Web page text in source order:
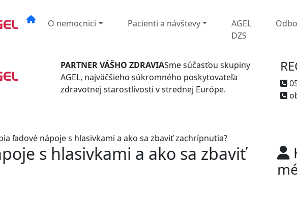
O nemocnici Pacienti a návštevy
AGEL
DZS
PARTNER VÁŠHO ZDRAVIASme súčasťou skupiny
AGEL, najväčšieho súkromného poskytovateľa
zdravotnej starostlivosti v strednej Európe.
ľadové nápoje s hlasivkami a ako sa zbaviť zachrípnutia?
s hlasivkami a ako sa zbaviť